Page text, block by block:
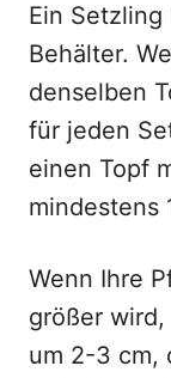
Ein
Behälter.
denselben
für jeden
einen Topf
mindestens
Wenn Ihre
größer
um 2-3 cm,